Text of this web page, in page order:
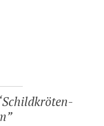
Schildkröten-
”